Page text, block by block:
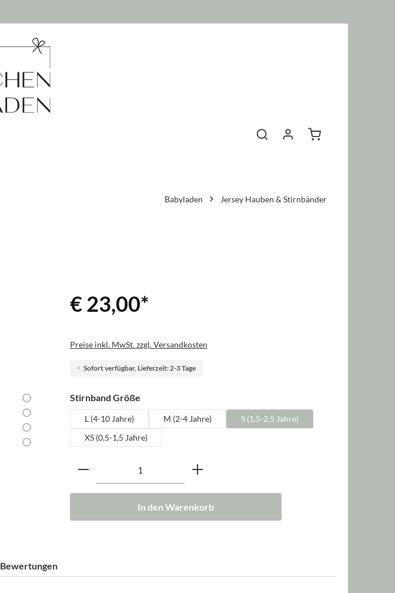
Warenkorb enthält 0
Babyladen Jersey Hauben & Stirnbänder
€ 23,00*
Preise inkl. MwSt. zzgl. Versandkosten
Sofort verfügbar, Lieferzeit: 2-3 Tage
Stirnband Größeauswählen
L (4-10 Jahre) M (2-4 Jahre)
S (1,5-2,5 Jahre)
XS (0,5-1,5 Jahre)
Produkt Anzahl: Gib den gewünschten Wert ein
In den Warenkorb
Bewertungen